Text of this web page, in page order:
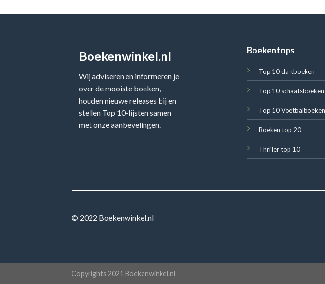
Boekenwinkel.nl
Wij adviseren en informeren je
over de mooiste boeken,
houden nieuwe releases bij en
stellen Top 10-lijsten samen
met onze aanbevelingen.
Boekentops
Top 10 dartboeken
Top 10 schaatsboeken
Top 10 Voetbalboeken
Boeken top 20
Thriller top 10
© 2022 Boekenwinkel.nl
Copyrights 2021 Boekenwinkel.nl